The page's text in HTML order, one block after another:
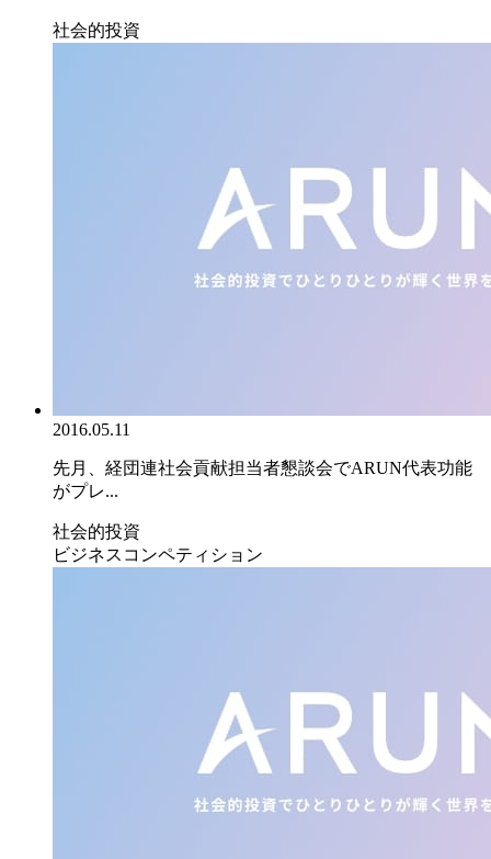
社会的投資
2016.05.11
先月、経団連社会貢献担当者懇談会でARUN代表功能
がプレ...
社会的投資
ビジネスコンペティション